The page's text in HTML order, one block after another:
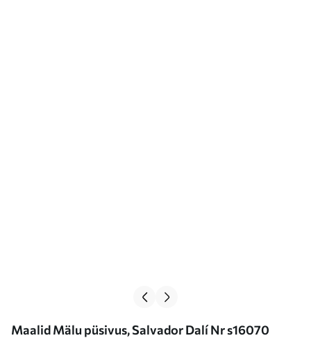
Maalid Mälu püsivus, Salvador Dalí Nr s16070